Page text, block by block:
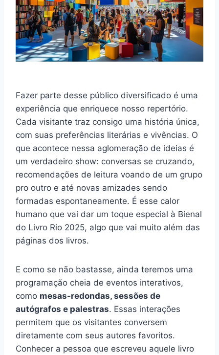
Fazer parte desse público diversificado é uma
experiência que enriquece nosso repertório.
Cada visitante traz consigo uma história única,
com suas preferências literárias e vivências. O
que acontece nessa aglomeração de ideias é
um verdadeiro show: conversas se cruzando,
recomendações de leitura voando de um grupo
pro outro e até novas amizades sendo
formadas espontaneamente. É esse calor
humano que vai dar um toque especial à Bienal
do Livro Rio 2025, algo que vai muito além das
páginas dos livros.
E como se não bastasse, ainda teremos uma
programação cheia de eventos interativos,
como mesas-redondas, sessões de
autógrafos e palestras. Essas interações
permitem que os visitantes conversem
diretamente com seus autores favoritos.
Conhecer a pessoa que escreveu aquele livro